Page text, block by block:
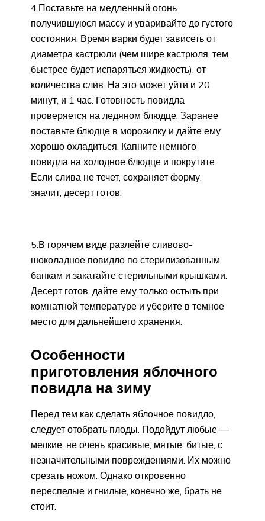
4.Поставьте на медленный огонь
получившуюся массу и уваривайте до густого
состояния. Время варки будет зависеть от
диаметра кастрюли (чем шире кастрюля, тем
быстрее будет испаряться жидкость), от
количества слив. На это может уйти и 20
минут, и 1 час. Готовность повидла
проверяется на ледяном блюдце. Заранее
поставьте блюдце в морозилку и дайте ему
хорошо охладиться. Капните немного
повидла на холодное блюдце и покрутите.
Если слива не течет, сохраняет форму,
значит, десерт готов.
5.В горячем виде разлейте сливово-
шоколадное повидло по стерилизованным
банкам и закатайте стерильными крышками.
Десерт готов, дайте ему только остыть при
комнатной температуре и уберите в темное
место для дальнейшего хранения.
Особенности
приготовления яблочного
повидла на зиму
Перед тем как сделать яблочное повидло,
следует отобрать плоды. Подойдут любые —
мелкие, не очень красивые, мятые, битые, с
незначительными повреждениями. Их можно
срезать ножом. Однако откровенно
переспелые и гнилые, конечно же, брать не
стоит.